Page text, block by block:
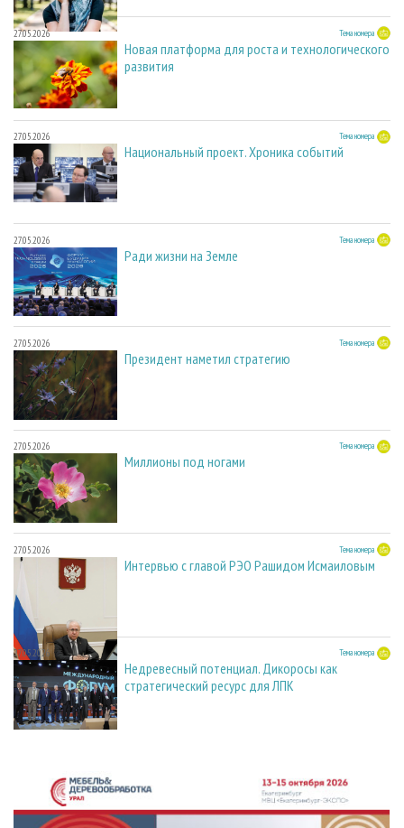
27.05.2026 Тема номера
Новая платформа для роста и технологического
развития
27.05.2026 Тема номера
Национальный проект. Хроника событий
27.05.2026 Тема номера
Ради жизни на Земле
27.05.2026 Тема номера
Президент наметил стратегию
27.05.2026 Тема номера
Миллионы под ногами
27.05.2026 Тема номера
Интервью с главой РЭО Рашидом Исмаиловым
27.05.2026 Тема номера
Недревесный потенциал. Дикоросы как
стратегический ресурс для ЛПК